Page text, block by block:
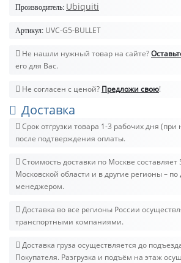
Производитель: Ubiquiti
Артикул: UVC-G5-BULLET
Не нашли нужный товар на сайте?
его для Вас.
Не согласен с ценой? Предложи свою!
Доставка
Срок отгрузки товара 1-3 рабочих дня
после подтверждения оплаты.
Стоимость доставки по Москве составляет
Московской области и в другие регионы – по
менеджером.
Доставка во все регионы России
транспортными компаниями.
Доставка груза осуществляется до
Покупателя. Разгрузка и подъём на этаж